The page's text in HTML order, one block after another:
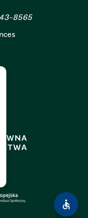
8565
accessible